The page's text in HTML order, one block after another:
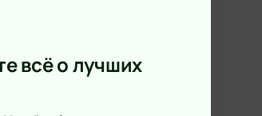
всё о лучших